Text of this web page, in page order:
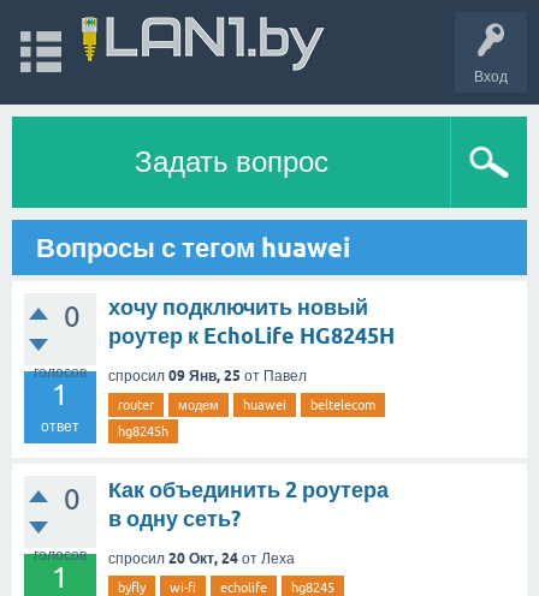
Вход
Задать вопрос
Вопросы с тегом huawei
0
голосов
1
ответ
хочу подключить новый
роутер к EchoLife HG8245H
спросил 09 Янв, 25 от Павел
router модем huawei
beltelecom
hg8245h
0
голосов
1
Как объединить 2 роутера
в одну сеть?
спросил 20 Окт, 24 от Леха
byfly wi-fi echolife
hg8245